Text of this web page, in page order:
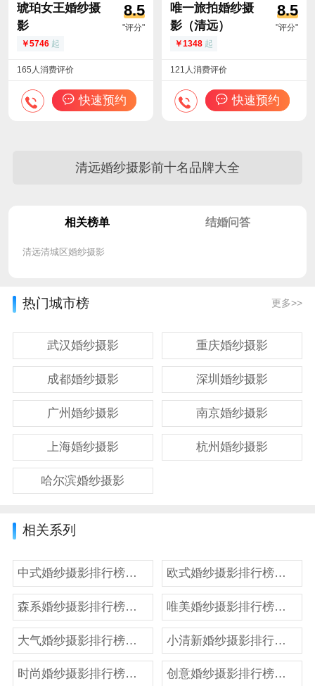
琥珀女王婚纱摄
影
8.5
"评分"
5746 起
165人消费评价
快速预约
唯一旅拍婚纱摄
影（清远）
8.5
"评分"
1348 起
121人消费评价
快速预约
清远婚纱摄影前十名品牌大全
相关榜单 结婚问答
清远清城区婚纱摄影
热门城市榜 更多>>
武汉婚纱摄影 重庆婚纱摄影
成都婚纱摄影 深圳婚纱摄影
广州婚纱摄影 南京婚纱摄影
上海婚纱摄影 杭州婚纱摄影
哈尔滨婚纱摄影
相关系列
中式婚纱摄影排行榜前十名 欧式婚纱摄影排行榜前十名
森系婚纱摄影排行榜前十名 唯美婚纱摄影排行榜前十名
大气婚纱摄影排行榜前十名 小清新婚纱摄影排行榜前十名
时尚婚纱摄影排行榜前十名 创意婚纱摄影排行榜前十名